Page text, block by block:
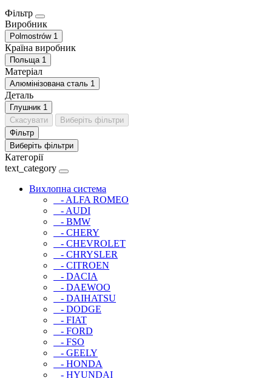
Фільтр
Виробник
Polmostrów 1
Країна виробник
Польща 1
Матеріал
Алюмінізована сталь 1
Деталь
Глушник 1
Скасувати
Виберіть фільтри
Фільтр
Виберіть фільтри
Категорії
text_category
Вихлопна система
- ALFA ROMEO
- AUDI
- BMW
- CHERY
- CHEVROLET
- CHRYSLER
- CITROEN
- DACIA
- DAEWOO
- DAIHATSU
- DODGE
- FIAT
- FORD
- FSO
- GEELY
- HONDA
- HYUNDAI